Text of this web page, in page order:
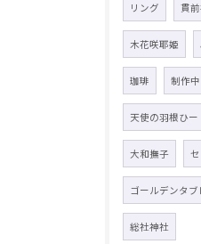
リング 貫
木花咲耶姫
珈琲 制作中
天使の羽根ひー
大和撫子
ゴールデンタブ
総社神社